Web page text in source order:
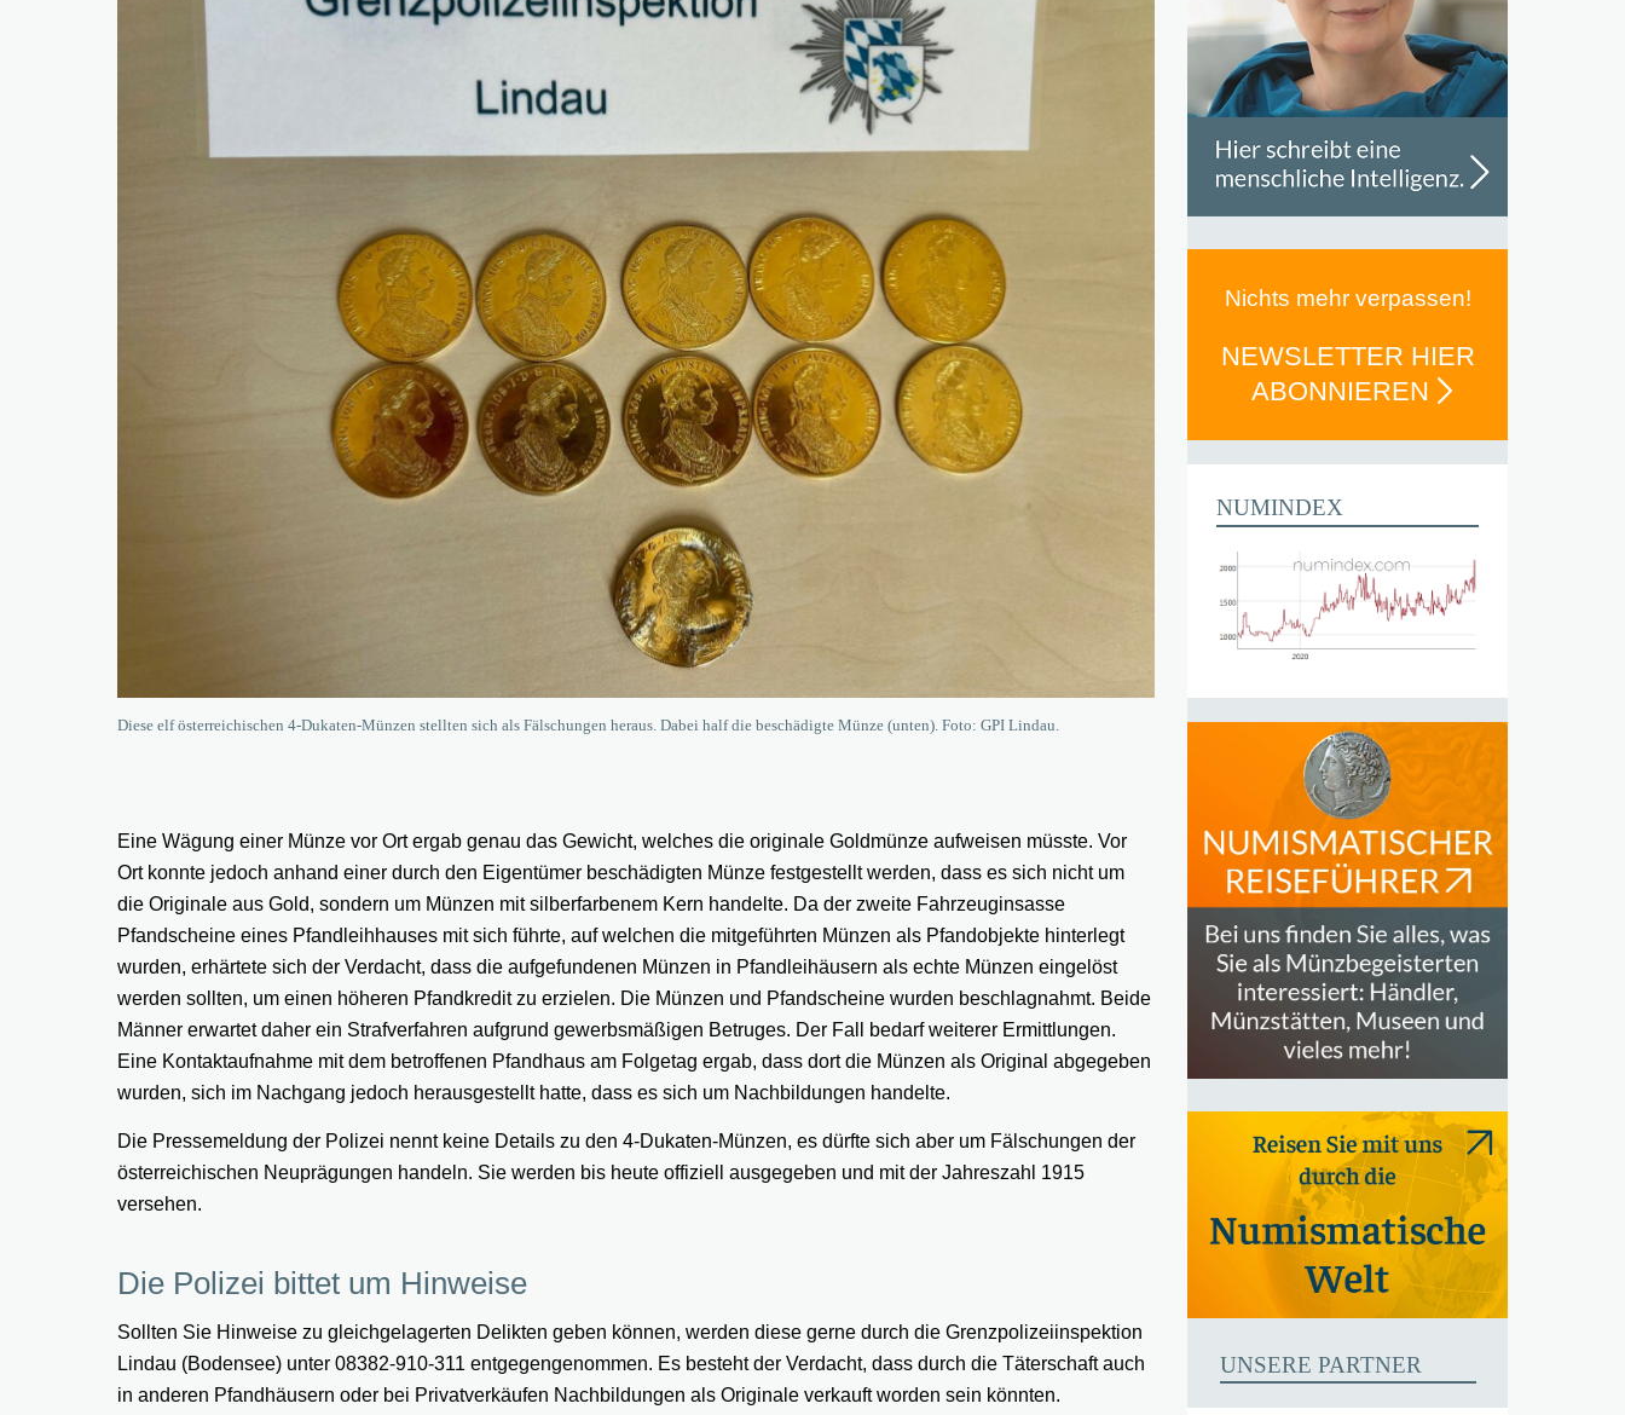
Diese elf österreichischen 4-Dukaten-Münzen stellten sich als Fälschungen heraus. Dabei half die beschädigte Münze (unten). Foto: GPI Lindau.
Eine Wägung einer Münze vor Ort ergab genau das Gewicht, welches die originale Goldmünze aufweisen müsste. Vor
Ort konnte jedoch anhand einer durch den Eigentümer beschädigten Münze festgestellt werden, dass es sich nicht um
die Originale aus Gold, sondern um Münzen mit silberfarbenem Kern handelte. Da der zweite Fahrzeuginsasse
Pfandscheine eines Pfandleihhauses mit sich führte, auf welchen die mitgeführten Münzen als Pfandobjekte hinterlegt
wurden, erhärtete sich der Verdacht, dass die aufgefundenen Münzen in Pfandleihäusern als echte Münzen eingelöst
werden sollten, um einen höheren Pfandkredit zu erzielen. Die Münzen und Pfandscheine wurden beschlagnahmt. Beide
Männer erwartet daher ein Strafverfahren aufgrund gewerbsmäßigen Betruges. Der Fall bedarf weiterer Ermittlungen.
Eine Kontaktaufnahme mit dem betroffenen Pfandhaus am Folgetag ergab, dass dort die Münzen als Original abgegeben
wurden, sich im Nachgang jedoch herausgestellt hatte, dass es sich um Nachbildungen handelte.
Die Pressemeldung der Polizei nennt keine Details zu den 4-Dukaten-Münzen, es dürfte sich aber um Fälschungen der
österreichischen Neuprägungen handeln. Sie werden bis heute offiziell ausgegeben und mit der Jahreszahl 1915
versehen.
Die Polizei bittet um Hinweise
Sollten Sie Hinweise zu gleichgelagerten Delikten geben können, werden diese gerne durch die Grenzpolizeiinspektion
Lindau (Bodensee) unter 08382-910-311 entgegengenommen. Es besteht der Verdacht, dass durch die Täterschaft auch
in anderen Pfandhäusern oder bei Privatverkäufen Nachbildungen als Originale verkauft worden sein könnten.
Nichts mehr verpassen!
NEWSLETTER HIER
ABONNIEREN
NUMINDEX
UNSERE PARTNER